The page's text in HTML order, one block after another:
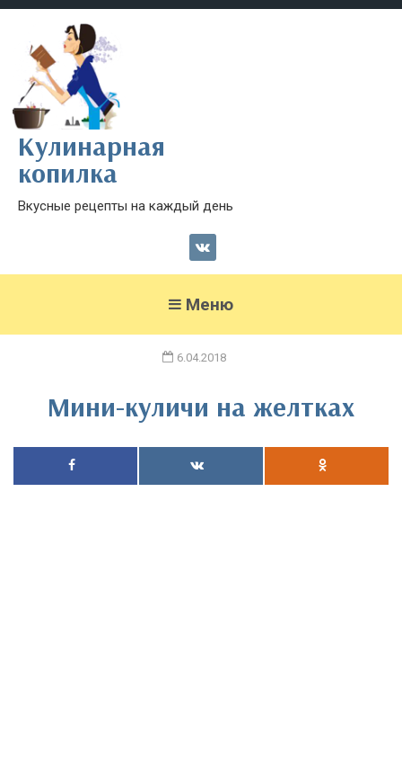
Кулинарная
копилка
Вкусные рецепты на каждый день
Меню
6.04.2018
Мини-куличи на желтках